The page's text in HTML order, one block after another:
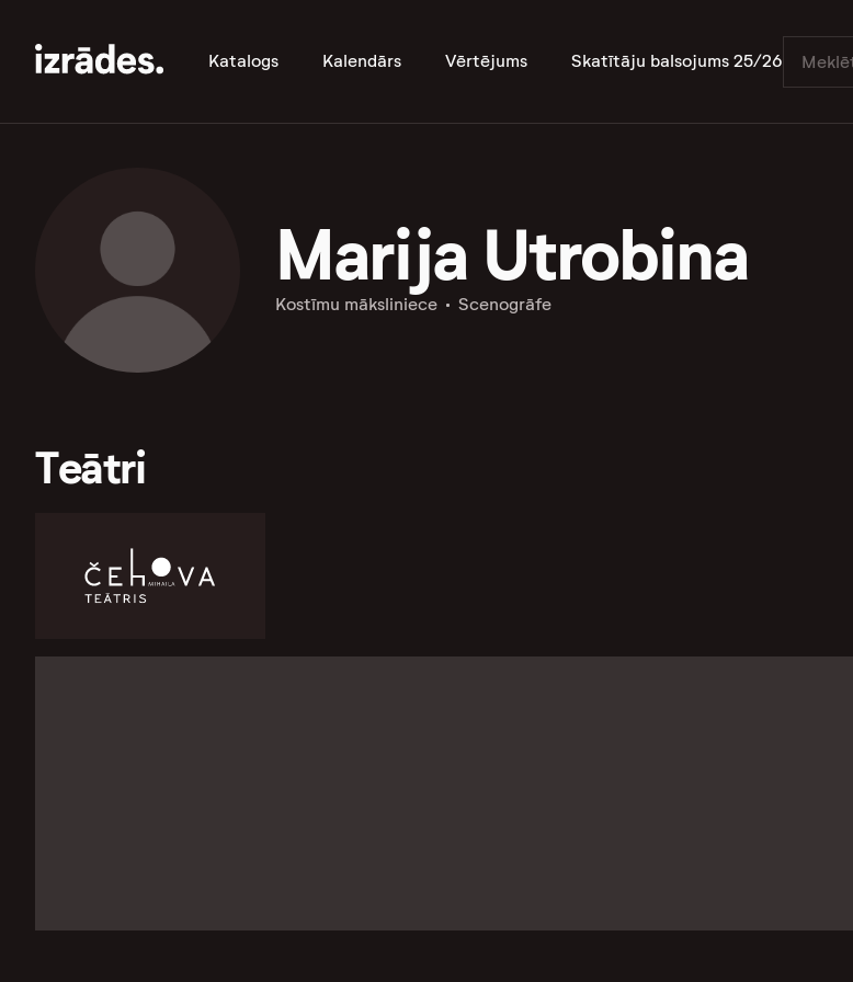
Katalogs Kalendārs Vērtējums Skatītāju balsojums 25/26
Marija Utrobina
Kostīmu māksliniece Scenogrāfe
Teātri